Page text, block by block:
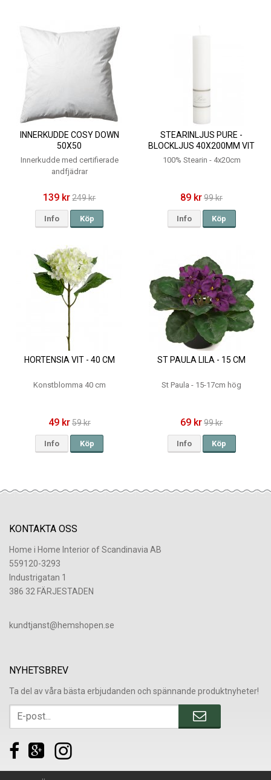
INNERKUDDE COSY DOWN
50X50
Innerkudde med certifierade
andfjädrar
139 kr 249 kr
Info Köp
STEARINLJUS PURE -
BLOCKLJUS 40X200MM VIT
100% Stearin - 4x20cm
89 kr99 kr
Info Köp
HORTENSIA VIT - 40 CM
Konstblomma 40 cm
49 kr59 kr
Info Köp
ST PAULA LILA - 15 CM
St Paula - 15-17cm hög
69 kr99 kr
Info Köp
KONTAKTA OSS
Home i Home Interior of Scandinavia AB
559120-3293
Industrigatan 1
386 32 FÄRJESTADEN
​kundtjanst@hemshopen.se
NYHETSBREV
Ta del av våra bästa erbjudanden och spännande produktnyheter!